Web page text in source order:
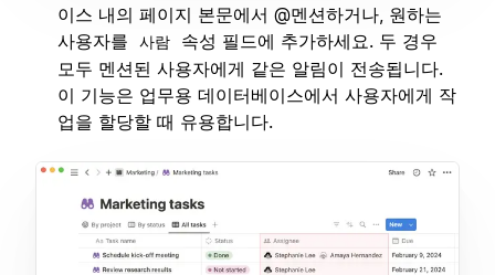
이스 내의 페이지 본문에서 @멘션하거나, 원하는
사용자를
사람
속성 필드에 추가하세요. 두 경우
모두 멘션된 사용자에게 같은 알림이 전송됩니다.
이 기능은 업무용 데이터베이스에서 사용자에게 작
업을 할당할 때 유용합니다.